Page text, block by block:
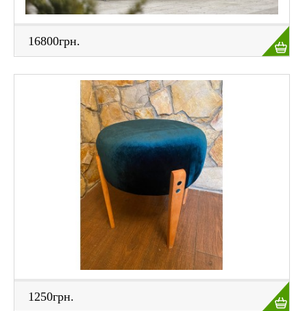
16800грн.
1250грн.